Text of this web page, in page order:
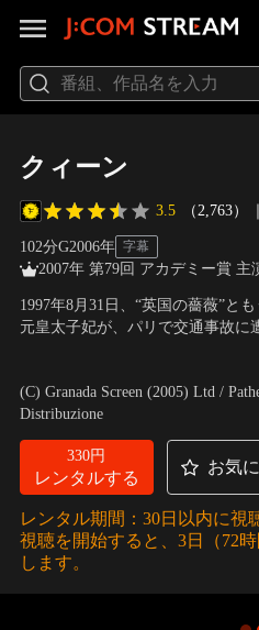
クィーン
3.5 （2,763） ｜
102分G2006年 字幕
2007年 第79回 アカデミー賞
1997年8月31日、“英国の薔薇”と
元皇太子妃が、パリで交通事故に
ない英国王室のエリザベス女王（
が集中するが--。
ーズ
(C) Granada Screen (2005) Ltd /
Distribuzione
330円
レンタルする
お気
レンタル期間：30日以内に視
視聴を開始すると、3日（72
します。